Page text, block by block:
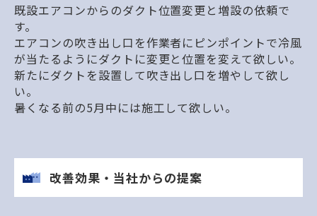
既設エアコンからのダクト位置変更と増設の依頼で
す。
エアコンの吹き出し口を作業者にピンポイントで冷風
が当たるようにダクトに変更と位置を変えて欲しい。
新たにダクトを設置して吹き出し口を増やして欲し
い。
暑くなる前の5月中には施工して欲しい。
改善効果・当社からの提案